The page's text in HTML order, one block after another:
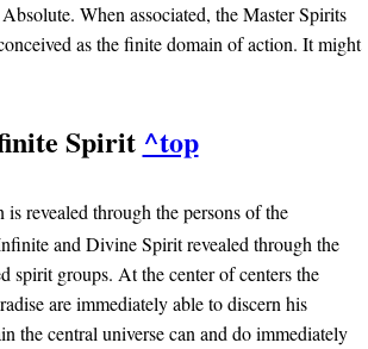
When associated, the Master Spirits
as the finite domain of action. It might
Spirit ^top
revealed through the persons of the
and Divine Spirit revealed through the
spirit groups. At the center of centers the
are immediately able to discern his
the central universe can and do immediately